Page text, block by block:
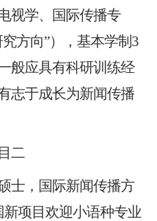
视学、国际传播专
方向”），基本学制3
般应具有科研训练经
志于成长为新闻传播
二
士，国际新闻传播方
项目欢迎小语种专业